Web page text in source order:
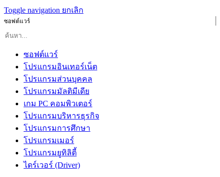
Toggle navigation ยกเลิก
ซอฟต์แวร์
ซอฟต์แวร์
โปรแกรมอินเทอร์เน็ต
โปรแกรมส่วนบุคคล
โปรแกรมมัลติมีเดีย
เกม PC คอมพิวเตอร์
โปรแกรมบริหารธุรกิจ
โปรแกรมการศึกษา
โปรแกรมเมอร์
โปรแกรมยูทิลิตี้
ไดร์เวอร์ (Driver)